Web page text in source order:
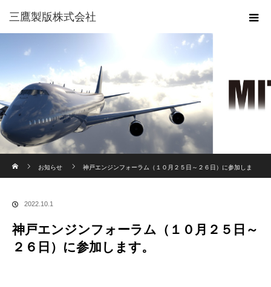
三鷹製版株式会社
お知らせ
神戸エンジンフォーラム（１０月２５日～２６日）に参加しま
2022.10.1
神戸エンジンフォーラム（１０月２５日～
２６日）に参加します。